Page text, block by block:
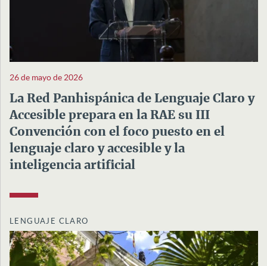
26 de mayo de 2026
La Red Panhispánica de Lenguaje Claro y
Accesible prepara en la RAE su III
Convención con el foco puesto en el
lenguaje claro y accesible y la
inteligencia artificial
LENGUAJE CLARO